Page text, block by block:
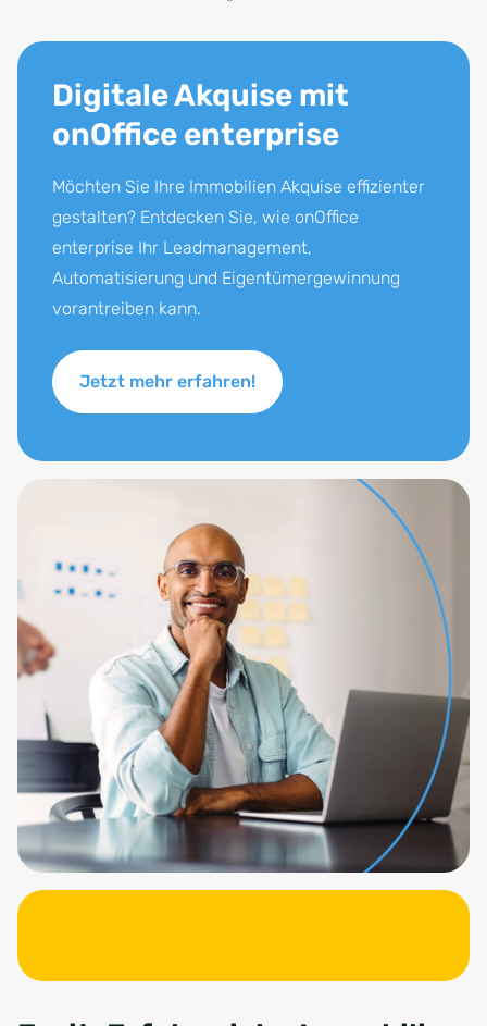
Digitale Akquise mit
onOffice enterprise
Möchten Sie Ihre Immobilien Akquise effizienter
gestalten? Entdecken Sie, wie onOffice
enterprise Ihr Leadmanagement,
Automatisierung und Eigentümergewinnung
vorantreiben kann.
Jetzt mehr erfahren!